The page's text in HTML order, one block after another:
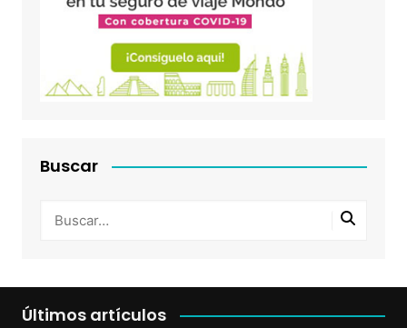
Buscar
Últimos artículos